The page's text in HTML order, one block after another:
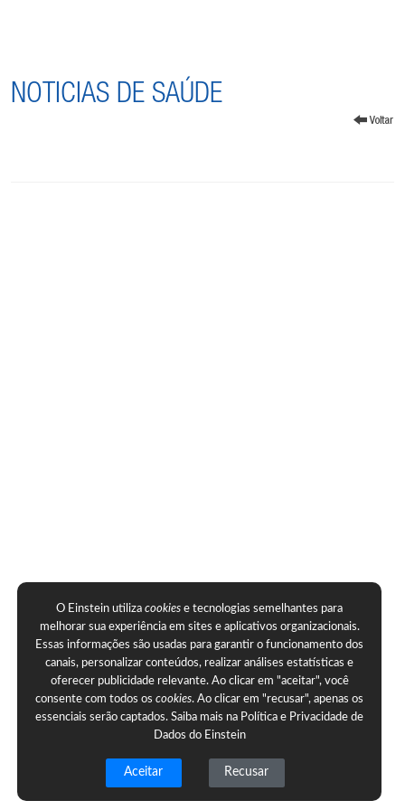
NOTICIAS DE SAÚDE
O Einstein utilizacookies e tecnologias semelhantes para
melhorar sua experiência em sites e aplicativos organizacionais.
Essas informações são usadas para garantir o funcionamento dos
canais, personalizar conteúdos, realizar análises estatísticas e
oferecer publicidade relevante. Ao clicar em "aceitar", você
consente com todos oscookies. Ao clicar em "recusar", apenas os
essenciais serão captados. Saiba mais na Política e Privacidade de
Dados do Einstein
Aceitar Recusar